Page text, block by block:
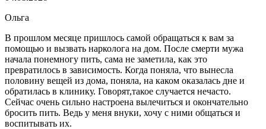
Ольга
В прошлом месяце пришлось самой обращаться к вам за
помощью и вызвать нарколога на дом. После смерти мужа
начала понемногу пить, сама не заметила, как это
превратилось в зависимость. Когда поняла, что вынесла
половину вещей из дома, поняла, на каком оказалась дне и
обратилась в клинику. Говорят,такое случается нечасто.
Сейчас очень сильно настроена вылечиться и окончательно
бросить пить. Ведь у меня внуки, хочу с ними общаться и
воспитывать их.